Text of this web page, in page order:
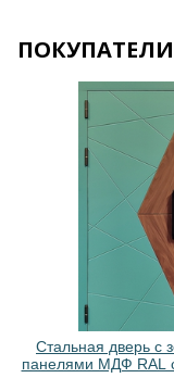
Хочу такую
Стальная дверь с
панелями МДФ RAL